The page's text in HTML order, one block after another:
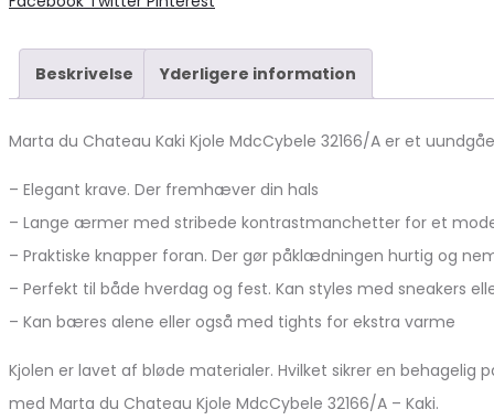
Beskrivelse Yderligere information
Marta du Chateau Kaki Kjole MdcCybele 32166/A er et
– Elegant krave. Der fremhæver din hals
– Lange ærmer med stribede kontrastmanchetter for et
– Praktiske knapper foran. Der gør påklædningen hurtig og
– Perfekt til både hverdag og fest. Kan styles med sneakers
– Kan bæres alene eller også med tights for ekstra varme
Kjolen er lavet af bløde materialer. Hvilket sikrer en
med Marta du Chateau Kjole MdcCybele 32166/A – Kaki.